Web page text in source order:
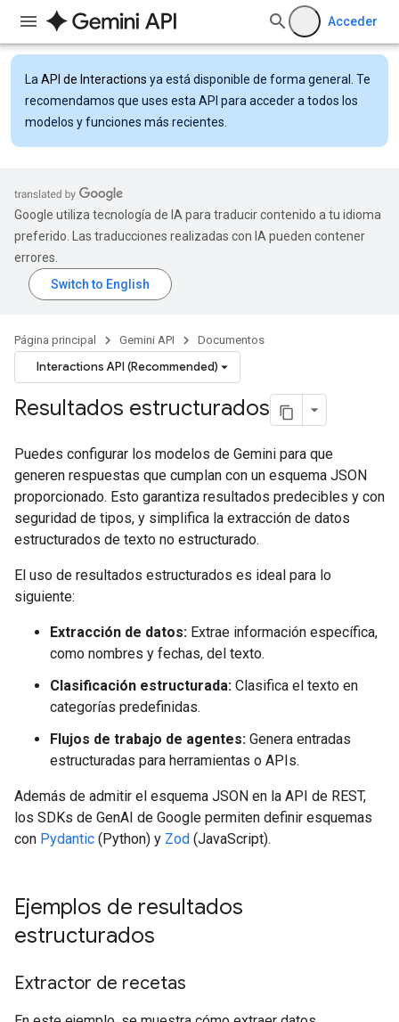
Acceder
La API de Interactions ya está disponible de forma general. Te
recomendamos que uses esta API para acceder a todos los
modelos y funciones más recientes.
Google utiliza tecnología de IA para traducir contenido a tu idioma
preferido. Las traducciones realizadas con IA pueden contener
errores.
Página principal Gemini API Documentos
Interactions API (Recommended)
Resultados estructurados
Puedes configurar los modelos de Gemini para que
generen respuestas que cumplan con un esquema JSON
proporcionado. Esto garantiza resultados predecibles y con
seguridad de tipos, y simplifica la extracción de datos
estructurados de texto no estructurado.
El uso de resultados estructurados es ideal para lo
siguiente:
Extracción de datos: Extrae información específica,
como nombres y fechas, del texto.
Clasificación estructurada: Clasifica el texto en
categorías predefinidas.
Flujos de trabajo de agentes: Genera entradas
estructuradas para herramientas o APIs.
Además de admitir el esquema JSON en la API de REST,
los SDKs de GenAI de Google permiten definir esquemas
con Pydantic (Python) y Zod (JavaScript).
Ejemplos de resultados
estructurados
Extractor de recetas